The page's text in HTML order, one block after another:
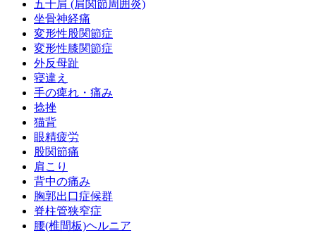
五十肩 (肩関節周囲炎)
坐骨神経痛
変形性股関節症
変形性膝関節症
外反母趾
寝違え
手の痺れ・痛み
捻挫
猫背
眼精疲労
股関節痛
肩こり
背中の痛み
胸郭出口症候群
脊柱管狭窄症
腰(椎間板)ヘルニア